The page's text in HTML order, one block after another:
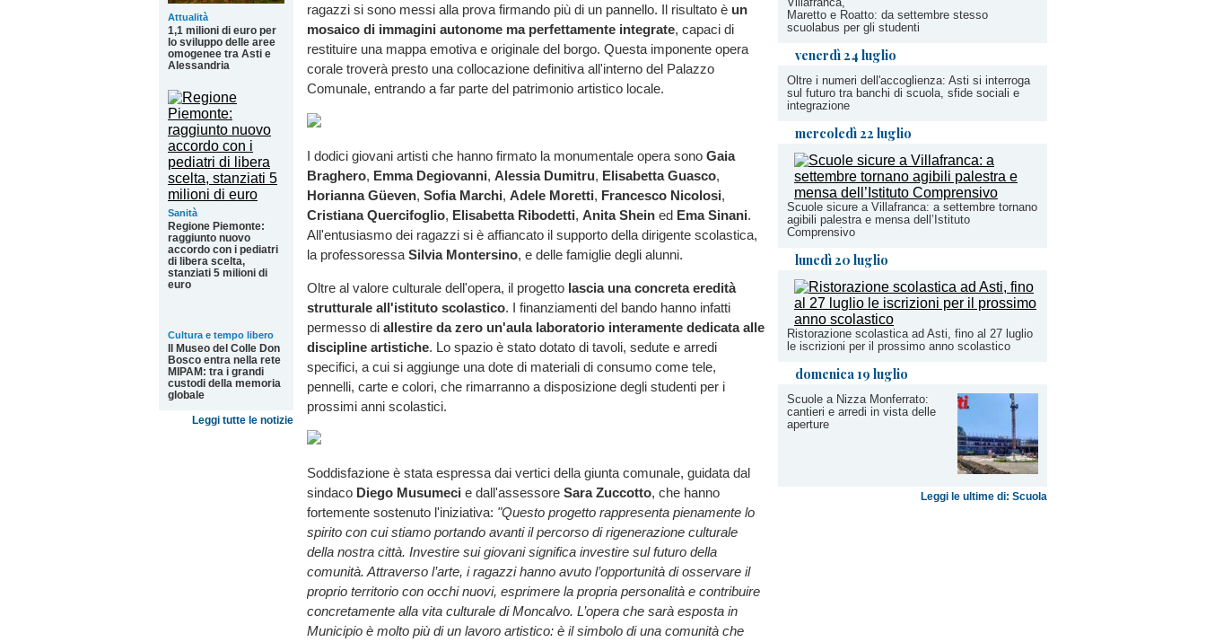
Maretto e Roatto: da settembre stesso
scuolabus per gli studenti
venerdì 24 luglio
Oltre i numeri dell'accoglienza: Asti si interroga
sul futuro tra banchi di scuola, sfide sociali e
integrazione
mercoledì 22 luglio
Scuole sicure a Villafranca: a settembre tornano
agibili palestra e mensa dell’Istituto
Comprensivo
lunedì 20 luglio
Ristorazione scolastica ad Asti, fino al 27 luglio
le iscrizioni per il prossimo anno scolastico
domenica 19 luglio
Scuole a Nizza Monferrato:
cantieri e arredi in vista delle
aperture
Leggi le ultime di: Scuola
Attualità
1,1 milioni di euro per
lo sviluppo delle aree
omogenee tra Asti e
Alessandria
Sanità
Regione Piemonte:
raggiunto nuovo
accordo con i pediatri
di libera scelta,
stanziati 5 milioni di
euro
Cultura e tempo libero
Il Museo del Colle Don
Bosco entra nella rete
MIPAM: tra i grandi
custodi della memoria
globale
Leggi tutte le notizie
ragazzi si sono messi alla prova firmando più di un pannello. Il risultato è un
mosaico di immagini autonome ma perfettamente integrate, capaci di
restituire una mappa emotiva e originale del borgo. Questa imponente opera
corale troverà presto una collocazione definitiva all'interno del Palazzo
Comunale, entrando a far parte del patrimonio artistico locale.
I dodici giovani artisti che hanno firmato la monumentale opera sono Gaia
Braghero, Emma Degiovanni, Alessia Dumitru, Elisabetta Guasco,
Horianna Güeven, Sofia Marchi, Adele Moretti, Francesco Nicolosi,
Cristiana Quercifoglio, Elisabetta Ribodetti, Anita Shein ed Ema Sinani.
All'entusiasmo dei ragazzi si è affiancato il supporto della dirigente scolastica,
la professoressa Silvia Montersino, e delle famiglie degli alunni.
Oltre al valore culturale dell'opera, il progetto lascia una concreta eredità
strutturale all'istituto scolastico. I finanziamenti del bando hanno infatti
permesso di allestire da zero un'aula laboratorio interamente dedicata alle
discipline artistiche. Lo spazio è stato dotato di tavoli, sedute e arredi
specifici, a cui si aggiunge una dote di materiali di consumo come tele,
pennelli, carte e colori, che rimarranno a disposizione degli studenti per i
prossimi anni scolastici.
Soddisfazione è stata espressa dai vertici della giunta comunale, guidata dal
sindaco Diego Musumeci e dall'assessore Sara Zuccotto, che hanno
fortemente sostenuto l'iniziativa: "Questo progetto rappresenta pienamente lo
spirito con cui stiamo portando avanti il percorso di rigenerazione culturale
della nostra città. Investire sui giovani significa investire sul futuro della
comunità. Attraverso l’arte, i ragazzi hanno avuto l’opportunità di osservare il
proprio territorio con occhi nuovi, esprimere la propria personalità e contribuire
concretamente alla vita culturale di Moncalvo. L’opera che sarà esposta in
Municipio è molto più di un lavoro artistico: è il simbolo di una comunità che